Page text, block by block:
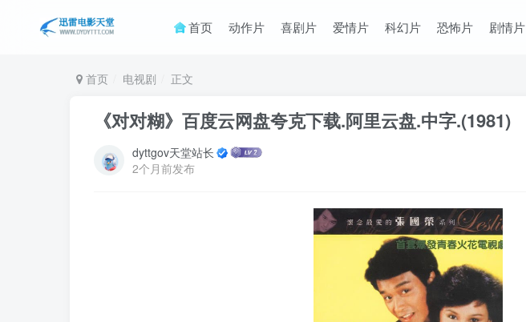
首页 动作片 喜剧片 爱情片 科幻片 恐怖片 剧情片
首页 电视剧 正文
《对对糊》百度云网盘夸克下载.阿里云盘.中字.(1981)
dyttgov天堂站长
2个月前发布